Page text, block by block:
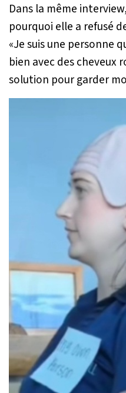
Dans la même
pourquoi elle a refusé
«Je suis une personne
bien avec des cheveux
solution pour garder